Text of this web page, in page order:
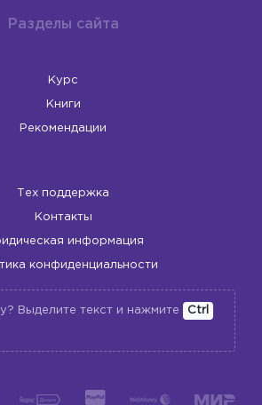
Разделы сайта
Курс
Книги
Рекомендации
Тех поддержка
Контакты
информация
конфиденциальности
Выделите текст и нажмите
Ctrl